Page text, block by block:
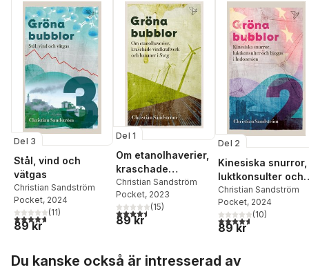
Del 3
Stål, vind och
vätgas
Christian Sandström
Pocket, 2024
4,7utav 5 stjärnor. Totalt antal röster:
(11)
89 kr
Del 1
Om etanolhaverier,
kraschade
vindkraftverk och
bananer i Sveg
Christian Sandström
Pocket, 2023
4,5utav 5 stjärnor. Totalt antal röster:
(15)
89 kr
Del 2
Kinesiska snurror,
luktkonsulter och
biogas i
Christian Sandström
Pocket, 2024
4,6utav 5 stjärnor.
(10)
89 kr
Du kanske också är intresserad av